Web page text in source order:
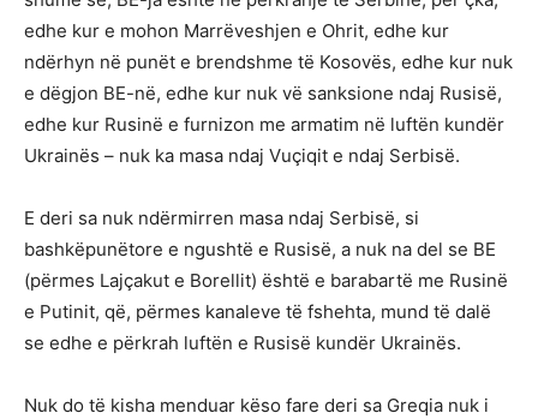
edhe kur e mohon Marrëveshjen e Ohrit, edhe kur
ndërhyn në punët e brendshme të Kosovës, edhe kur nuk
e dëgjon BE-në, edhe kur nuk vë sanksione ndaj Rusisë,
edhe kur Rusinë e furnizon me armatim në luftën kundër
Ukrainës – nuk ka masa ndaj Vuçiqit e ndaj Serbisë.
E deri sa nuk ndërmirren masa ndaj Serbisë, si
bashkëpunëtore e ngushtë e Rusisë, a nuk na del se BE
(përmes Lajçakut e Borellit) është e barabartë me Rusinë
e Putinit, që, përmes kanaleve të fshehta, mund të dalë
se edhe e përkrah luftën e Rusisë kundër Ukrainës.
Nuk do të kisha menduar këso fare deri sa Greqia nuk i